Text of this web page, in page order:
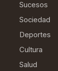
Sucesos
Sociedad
Deportes
Cultura
Salud